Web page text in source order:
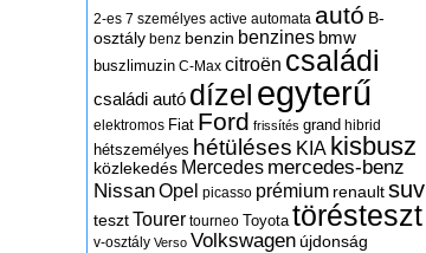
2-es 7 személyes active automata autó B-
osztály benz benzin benzines bmw
buszlimuzin C-Max citroën családi
családi autó dízel egyterű
elektromos Fiat Ford frissítés grand hibrid
hétszemélyes hétüléses KIA kisbusz
közlekedés Mercedes mercedes-benz
NissanOpel picasso prémium renaultsuv
tesztTourer tourneo Toyota törésteszt
v-osztály Verso Volkswagen újdonság